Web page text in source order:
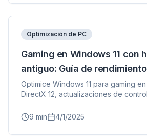
Optimización de PC
Gaming en Windows 11 con
antiguo: Guía de rendimiento
Optimice Windows 11 para gaming
DirectX 12, actualizaciones de
9 min 4/1/2025
Hasta 3× más rápido
Prefetch inteligente y reglas
los tiempos de carga en todas
Bloquea anuncios y
que te ralentizan.
Para cualquier navegador